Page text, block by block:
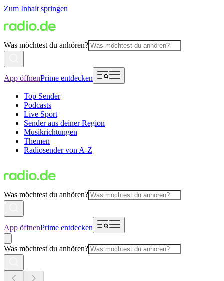
Zum Inhalt springen
Was möchtest du anhören?
App öffnenPrime entdecken
Top Sender
Podcasts
Live Sport
Sender aus deiner Region
Musikrichtungen
Themen
Radiosender von A-Z
Was möchtest du anhören?
App öffnenPrime entdecken
Was möchtest du anhören?